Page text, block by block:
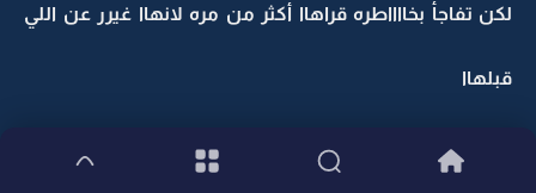
لكن تفاجأ بخااااطره قراهاا أكثر من مره لانهاا غيرر عن اللي
قبلهاا